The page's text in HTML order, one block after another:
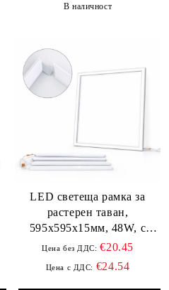
В наличност
LED светеща рамка за
растерен таван,
595х595x15мм, 48W, с
включен драйвър
Цена без ДДС: €20.45
Цена с ДДС: €24.54